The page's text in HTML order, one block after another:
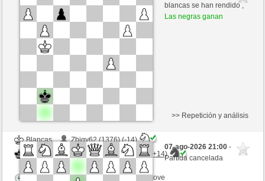
Tiempo: 10 minutes/side + 0 seconds/move
Esta partida es por puntos
blancas se han rendido ,
Las negras ganan
Blancas
Zbigy62 (1376) (-14)
Negras
BingoTheRooket (1418) (+14)
Tiempo: 10 minutes/side + 0 seconds/move
>> Repetición y análisis
07-ago-2026 21:00-
Partida cancelada